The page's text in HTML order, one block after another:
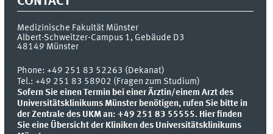
Medizinische Fakultät Münster
Albert-Schweitzer-Campus 1, Gebäude D3
48149 Münster
Phone:+49 251 83 52263 (Dekanat)
Tel.: +49 251 83 58902 (Fragen zum Studium)
Sofern Sie einen Termin bei einer Ärztin/einem Arzt des
Universitätsklinikums Münster benötigen, rufen Sie bitte in
der Zentrale des UKM an: +49 251 83 55555. Hier finden
Sie eine Übersicht der Kliniken des Universitätsklinikums